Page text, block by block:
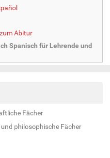
Abitur
Spanisch für Lehrende und
Fächer
philosophische Fächer